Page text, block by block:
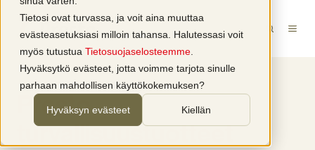
Tietosi ovat turvassa, ja voit aina muuttaa
evästeasetuksiasi milloin tahansa. Halutessasi voit
myös tutustua Tietosuojaselosteemme
Hyväksytkö evästeet, jotta voimme tarjota sinulle
parhaan mahdollisen käyttökokemuksen?
Hyväksyn evästeet Kiellän
Presto
turvallisuustuotteet